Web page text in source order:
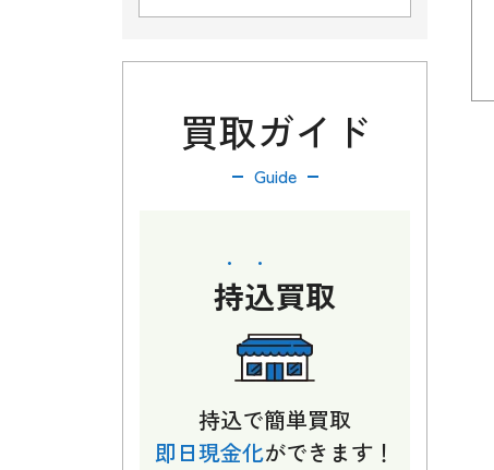
買取ガイド
Guide
持込買取
持込で簡単買取
即日現金化ができます！